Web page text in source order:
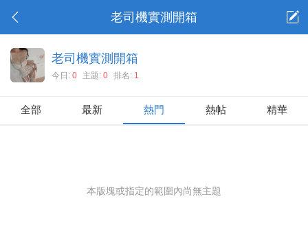
老司機實測開箱
老司機實測開箱
今日: 0 主題: 0 排名: 1
全部 最新 熱門 熱帖 精華
本版塊或指定的範圍內尚無主題